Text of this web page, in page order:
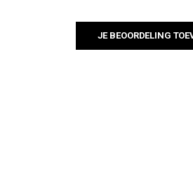
JE BEOORDELING